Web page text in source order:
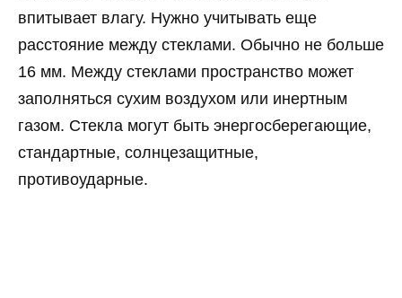
впитывает влагу. Нужно учитывать еще
расстояние между стеклами. Обычно не больше
16 мм. Между стеклами пространство может
заполняться сухим воздухом или инертным
газом. Стекла могут быть энергосберегающие,
стандартные, солнцезащитные,
противоударные.